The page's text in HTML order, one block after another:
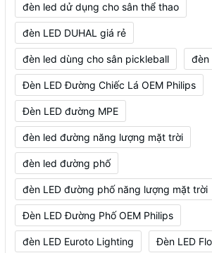
đèn led dử dụng cho sân thể thao
đèn LED DUHAL giá rẻ
đèn led dùng cho sân pickleball đèn
Đèn LED Đường Chiếc Lá OEM Philips
Đèn LED đường MPE
đèn led đường năng lượng mặt trời
đèn led đường phố
đèn LED đường phố năng lượng mặt trời
Đèn LED Đường Phố OEM Philips
đèn LED Euroto Lighting Đèn LED